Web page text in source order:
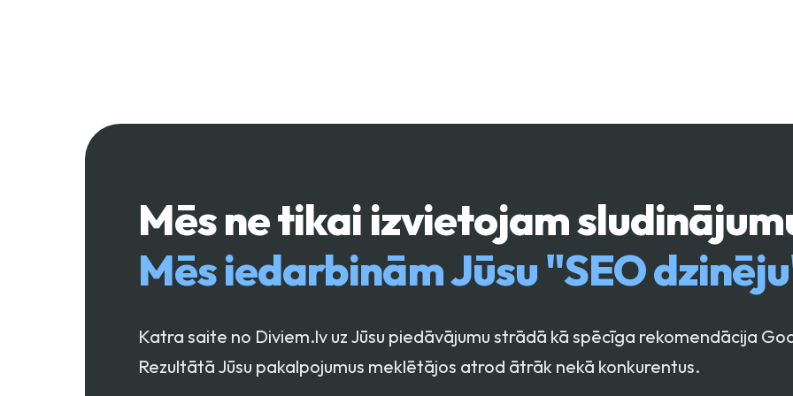
Mēs ne tikai izvietojam
Mēs iedarbinām Jūsu "SEO
Katra saite no Diviem.lv uz Jūsu piedāvājumu strādā kā spēcīga rekomendācija
Rezultātā Jūsu pakalpojumus meklētājos atrod ātrāk nekā konkurentus.